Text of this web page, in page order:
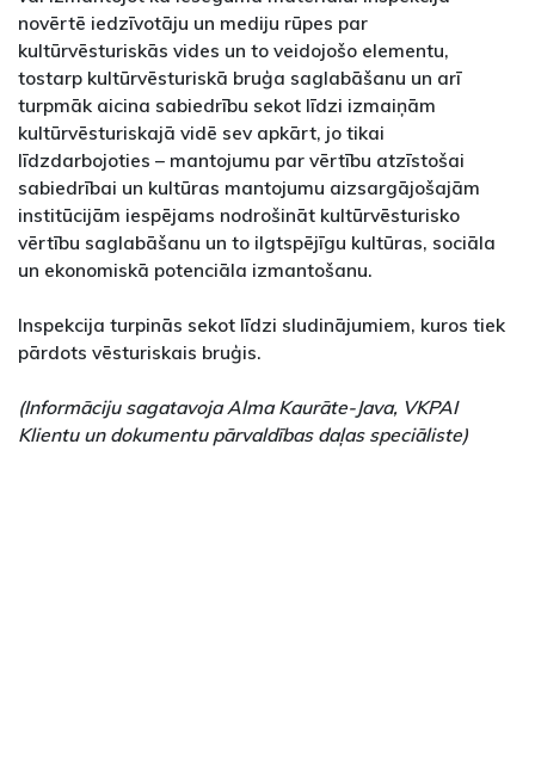
novērtē iedzīvotāju un mediju rūpes par
kultūrvēsturiskās vides un to veidojošo elementu,
tostarp kultūrvēsturiskā bruģa saglabāšanu un arī
turpmāk aicina sabiedrību sekot līdzi izmaiņām
kultūrvēsturiskajā vidē sev apkārt, jo tikai
līdzdarbojoties – mantojumu par vērtību atzīstošai
sabiedrībai un kultūras mantojumu aizsargājošajām
institūcijām iespējams nodrošināt kultūrvēsturisko
vērtību saglabāšanu un to ilgtspējīgu kultūras, sociāla
un ekonomiskā potenciāla izmantošanu.
Inspekcija turpinās sekot līdzi sludinājumiem, kuros tiek
pārdots vēsturiskais bruģis.
(Informāciju sagatavoja Alma Kaurāte-Java, VKPAI
Klientu un dokumentu pārvaldības daļas speciāliste)